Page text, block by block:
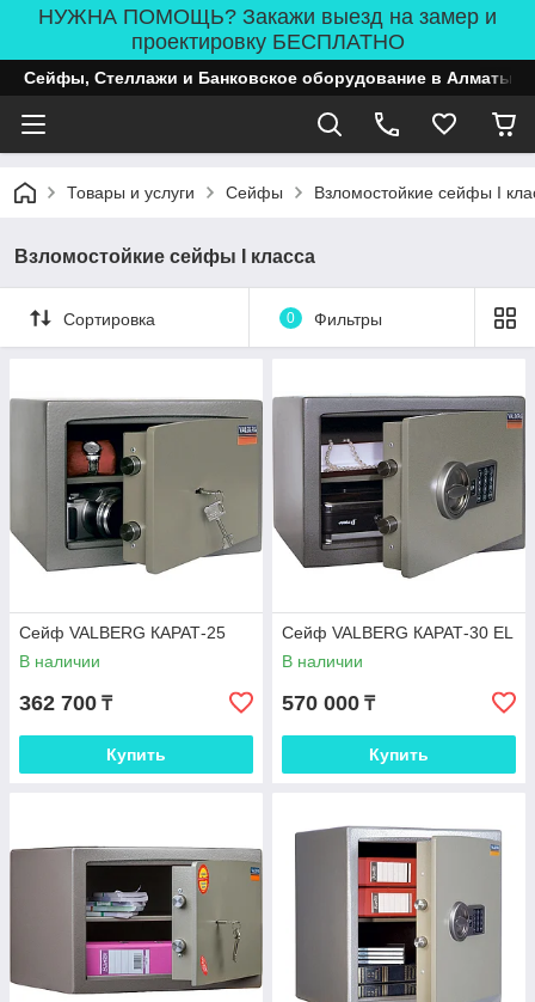
НУЖНА ПОМОЩЬ? Закажи выезд на замер и
проектировку БЕСПЛАТНО
Сейфы, Стеллажи и Банковское оборудование в Алматы
Товары и услуги Сейфы Взломостойкие сейфы I
Взломостойкие сейфы I класса
Сортировка 0 Фильтры
Сейф VALBERG КАРАТ-25
В наличии
362 700 ₸
Купить
Сейф VALBERG КАРАТ-30 EL
В наличии
570 000 ₸
Купить